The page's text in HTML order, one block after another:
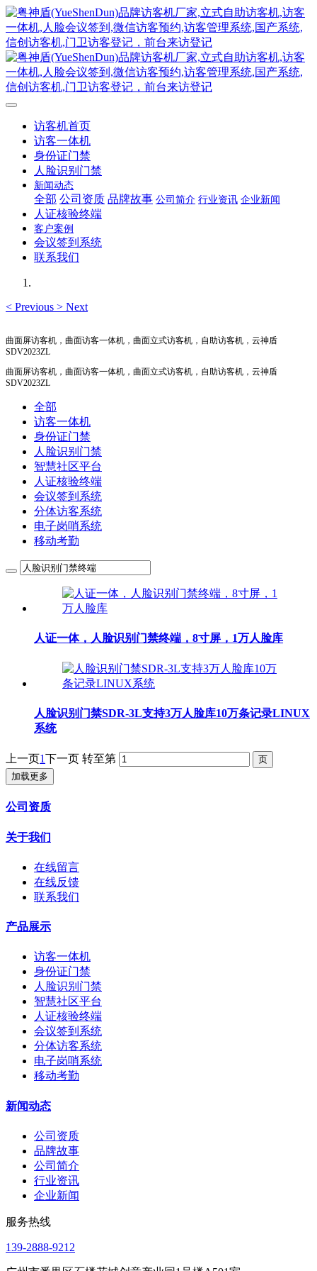
访客机首页
访客一体机
身份证门禁
人脸识别门禁
新闻动态
全部 公司资质 品牌故事 公司简介 行业资讯 企业新闻
人证核验终端
客户案例
会议签到系统
联系我们
< Previous > Next
曲面屏访客机，曲面访客一体机，曲面立式访客机，自助访客机，云神盾
SDV2023ZL
曲面屏访客机，曲面访客一体机，曲面立式访客机，自助访客机，云神盾
SDV2023ZL
全部
访客一体机
身份证门禁
人脸识别门禁
智慧社区平台
人证核验终端
会议签到系统
分体访客系统
电子岗哨系统
移动考勤
人证一体，人脸识别门禁终端，8寸屏，1万人脸库
人脸识别门禁SDR-3L支持3万人脸库10万条记录LINUX
系统
上一页1下一页 转至第
加载更多
公司资质
关于我们
在线留言
在线反馈
联系我们
产品展示
访客一体机
身份证门禁
人脸识别门禁
智慧社区平台
人证核验终端
会议签到系统
分体访客系统
电子岗哨系统
移动考勤
新闻动态
公司资质
品牌故事
公司简介
行业资讯
企业新闻
服务热线
139-2888-9212